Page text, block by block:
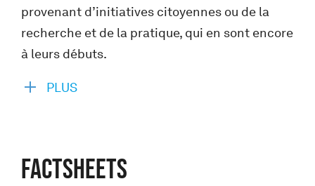
provenant d’initiatives citoyennes ou de la
recherche et de la pratique, qui en sont encore
à leurs débuts.
PLUS
FACTSHEETS